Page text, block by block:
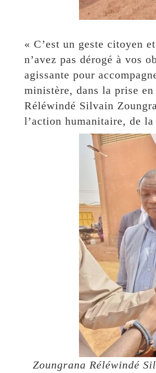
« C’est un geste citoyen
n’avez pas dérogé à vos
agissante pour
ministère, dans la prise en
Réléwindé Silvain
l’action humanitaire, de
Zoungrana Réléwindé